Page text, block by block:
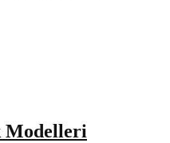
Modelleri